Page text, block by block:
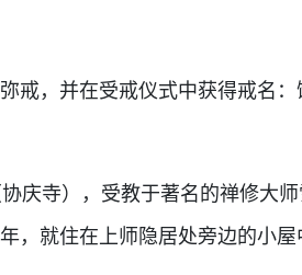
，并在受戒仪式中获得戒名：
寺），受教于著名的禅修大师
，就住在上师隐居处旁边的小屋